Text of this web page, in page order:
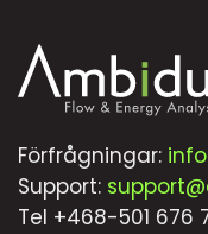
Förfrågningar:
Support:
Tel +468-501 676